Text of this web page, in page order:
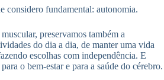
considero fundamental: autonomia.
preservamos também a
do dia a dia, de manter uma vida
escolhas com independência. E
o bem-estar e para a saúde do cérebro.